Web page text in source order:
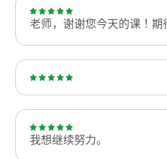
老师，谢谢您今天的课！
我想继续努力。